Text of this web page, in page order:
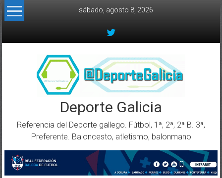
Skip to content
sábado, agosto 8, 2026
Deporte Galicia
Referencia del Deporte gallego. Fútbol, 1ª, 2ª, 2ª B. 3ª,
Preferente. Baloncesto, atletismo, balonmano